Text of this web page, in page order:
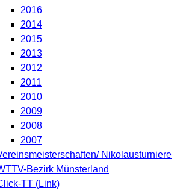
2016
2014
2015
2013
2012
2011
2010
2009
2008
2007
Nikolausturniere
Bezirk Münsterland
TT (Link)